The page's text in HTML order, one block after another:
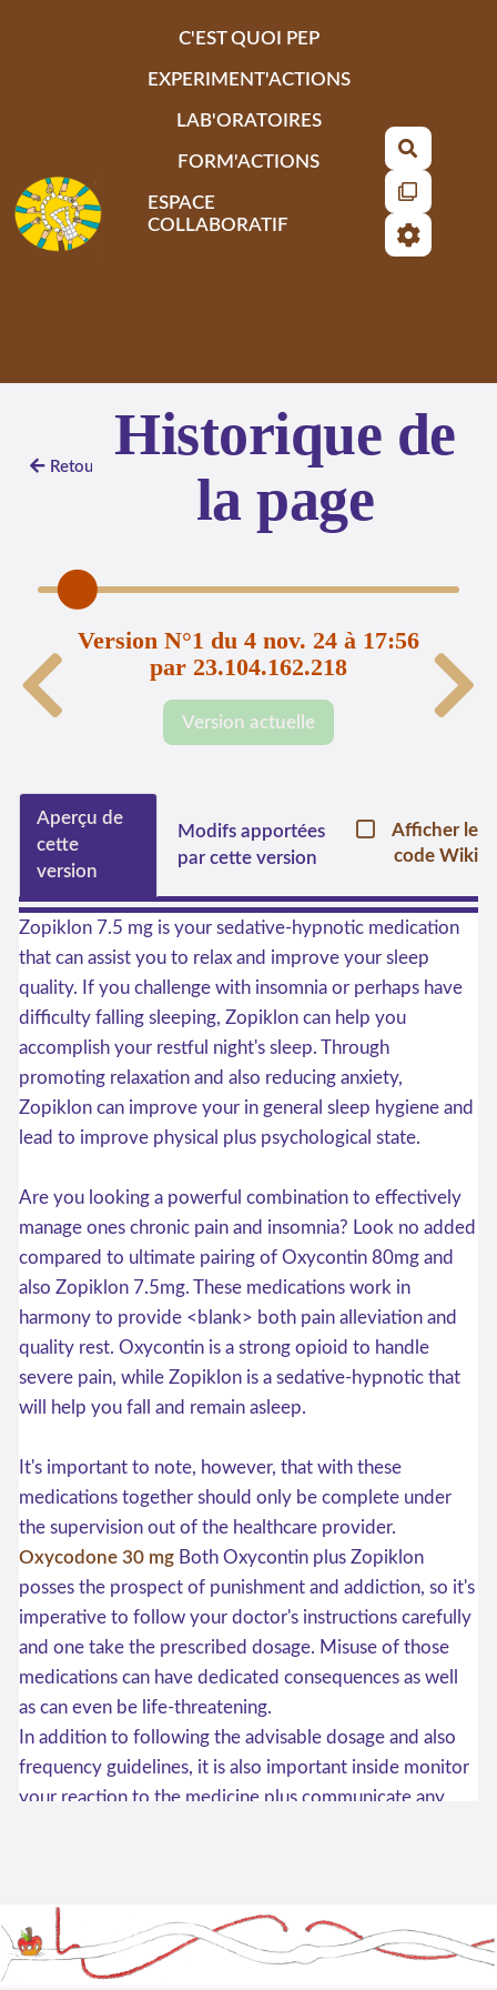
C'EST QUOI PEP
EXPERIMENT'ACTIONS
LAB'ORATOIRES
FORM'ACTIONS
ESPACE
COLLABORATIF
Retour
Historique de
la page
Version N°1 du 4 nov. 24 à 17:56
par 23.104.162.218
Version actuelle
Aperçu de
cette
version
Modifs apportées
par cette version
Afficher le
code Wiki